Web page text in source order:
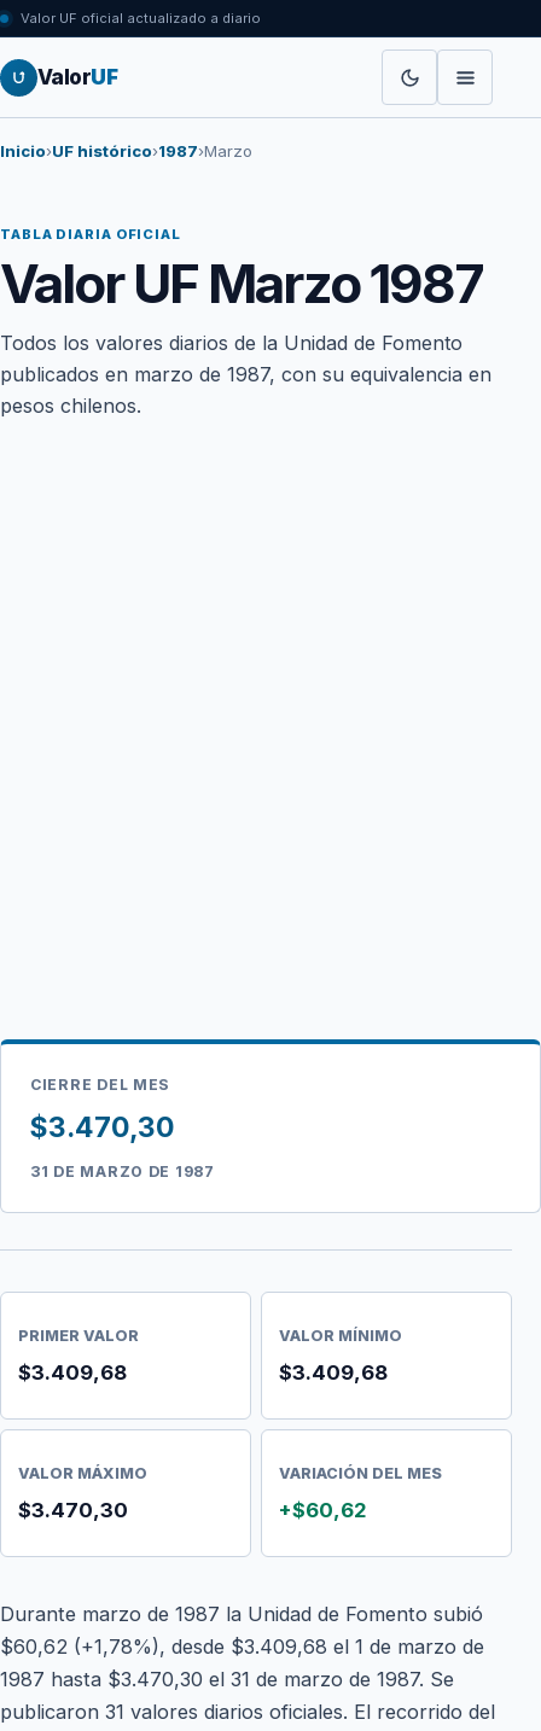
Valor UF oficial actualizado a diario
ValorUF
Inicio›UF histórico›1987›Marzo
TABLA DIARIA OFICIAL
Valor UF Marzo 1987
Todos los valores diarios de la Unidad de Fomento
publicados en marzo de 1987, con su equivalencia en
pesos chilenos.
CIERRE DEL MES
$3.470,30
31 DE MARZO DE 1987
PRIMER VALOR
$3.409,68
VALOR MÍNIMO
$3.409,68
VALOR MÁXIMO
$3.470,30
VARIACIÓN DEL MES
+$60,62
Durante marzo de 1987 la Unidad de Fomento subió
$60,62 (+1,78%), desde $3.409,68 el 1 de marzo de
1987 hasta $3.470,30 el 31 de marzo de 1987. Se
publicaron 31 valores diarios oficiales. El recorrido del